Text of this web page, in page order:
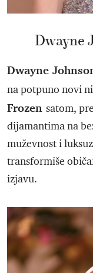
Dwayne
Dwayne
na potpuno novi
Frozen satom,
dijamantima na
muževnost i
transformiše
izjavu.